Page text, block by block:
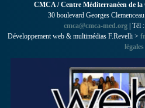
CMCA / Centre Méditerranéen de
30 boulevard Georges
cmca@cmca-med.org | Tél
Développement web & multimédias F.Revelli >
légales